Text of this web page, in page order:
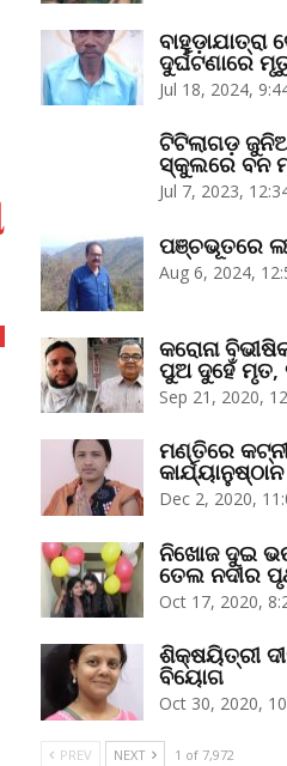
ଦୁର୍ଘଟଣାରେ
Jul 18, 2024,
ଟିଟିଲାଗଡ଼
ସ୍କୁଲରେ ବନ
Jul 7, 2023,
ପଞ୍ଚଭୂତରେ
Aug 6, 2024,
କରୋନା
ପୁଅ ଦୁହେଁ ମୃତ,
Sep 21, 2020,
ମଣ୍ତିରେ
Dec 2, 2020,
ନିଖୋଜ ଦୁଇ
ତେଲ ନଦୀର
Oct 17, 2020,
ଶିକ୍ଷୟିତ୍ରୀ
ବିୟୋଗ
Oct 30, 2020,
PREV NEXT 1 of 7,972